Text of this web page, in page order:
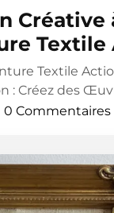
août
2026
Créative
Textile
Textile
: Créez des
0 Commentaires